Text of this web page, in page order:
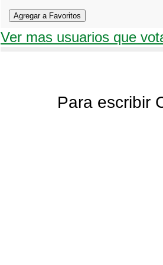
Ver mas usuarios que
Para escribir